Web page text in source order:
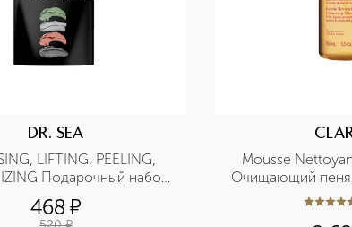
DR. SEA
LIFTING, PEELING,
Подарочный набор
четырех масок
468 ¤
Mousse
Очищающий
любого
5из 5218